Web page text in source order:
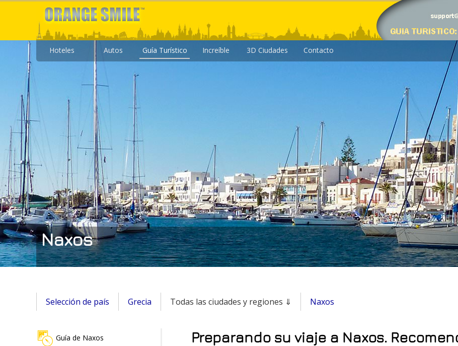
Hoteles Autos Guía Turístico Increíble 3D Ciudades Contacto
Naxos
Selección de país Grecia Todas las ciudades y regiones ⇓ Naxos
Guía de Naxos
Preparando su viaje a Naxos.